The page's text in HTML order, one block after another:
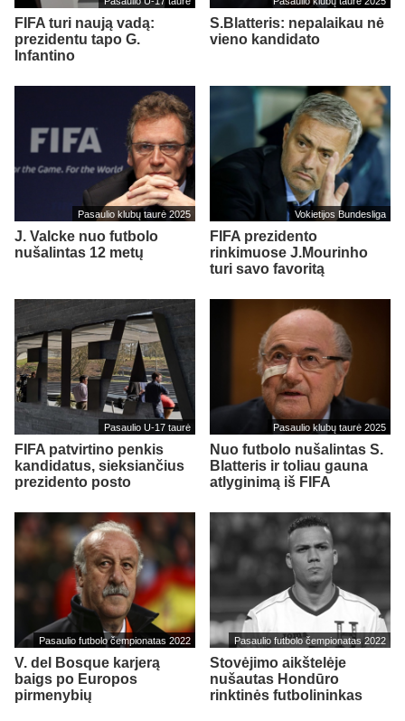
FIFA turi naują vadą:
prezidentu tapo G.
Infantino
S.Blatteris: nepalaikau nė
vieno kandidato
Pasaulio klubų taurė 2025
J. Valcke nuo futbolo
nušalintas 12 metų
Vokietijos Bundesliga
FIFA prezidento
rinkimuose J.Mourinho
turi savo favoritą
Pasaulio U-17 taurė
FIFA patvirtino penkis
kandidatus, sieksiančius
prezidento posto
Pasaulio klubų taurė 2025
Nuo futbolo nušalintas S.
Blatteris ir toliau gauna
atlyginimą iš FIFA
Pasaulio futbolo čempionatas 2022
V. del Bosque karjerą
baigs po Europos
pirmenybių
Pasaulio futbolo čempionatas 2022
Stovėjimo aikštelėje
nušautas Hondūro
rinktinės futbolininkas